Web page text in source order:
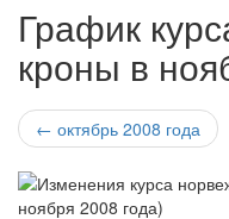
График
кроны в
← октябрь 2008 года